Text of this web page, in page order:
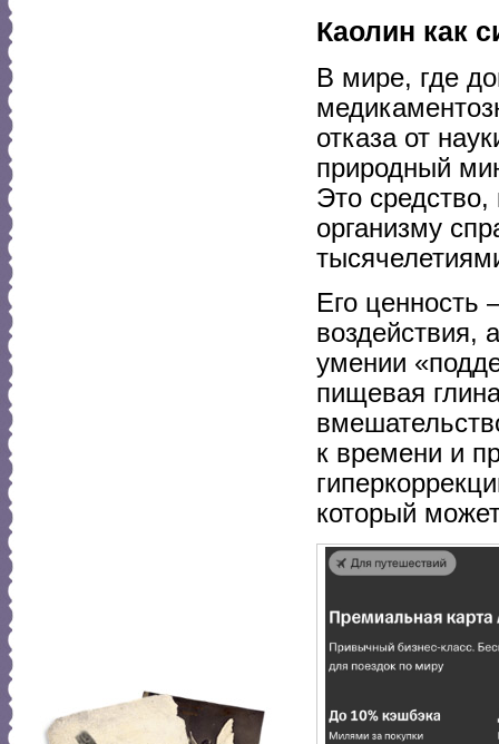
Каолин как
В мире, где
отказа от
природный
Это
организму
Его ценность
воздействия,
умении
пищевая
к времени и
который